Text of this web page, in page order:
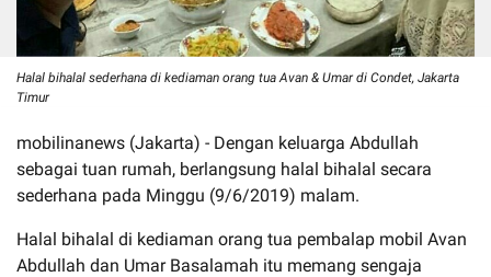
Halal bihalal sederhana di kediaman orang tua Avan & Umar di Condet, Jakarta
Timur
mobilinanews (Jakarta) - Dengan keluarga Abdullah
sebagai tuan rumah, berlangsung halal bihalal secara
sederhana pada Minggu (9/6/2019) malam.
Halal bihalal di kediaman orang tua pembalap mobil Avan
Abdullah dan Umar Basalamah itu memang sengaja